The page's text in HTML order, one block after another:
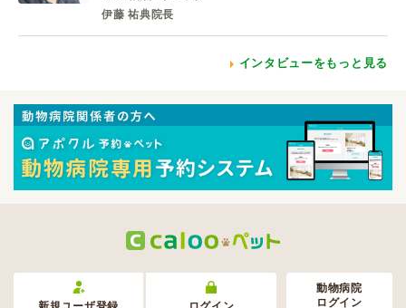
伊藤 祐典院長
インタビューをもっと見る
動物病院
ログイン